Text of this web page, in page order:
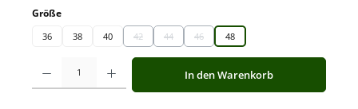
Größeauswählen
36 38 40 42
(Diese Option ist zurzeit nicht verfügbar.)
44
(Diese Option ist zurzeit nicht verfügbar.)
46
(Diese Option ist zurzeit nicht verfügbar.)
48
Produkt Anzahl: Gib den gewünschten Wert ein oder benutze die
In den Warenkorb